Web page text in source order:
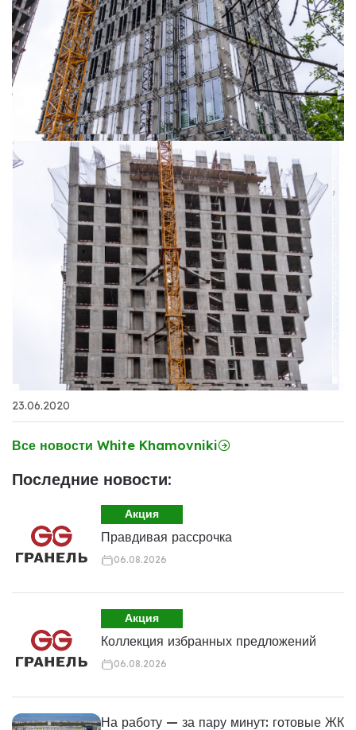
23.06.2020
Все новости White Khamovniki
Последние новости:
Акция
Правдивая рассрочка
06.08.2026
Акция
Коллекция избранных предложений
06.08.2026
На работу — за пару минут: готовые ЖК